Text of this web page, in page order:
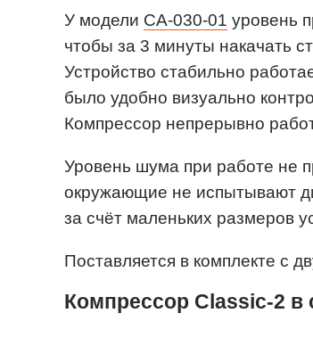
У модели CA-030-01 уровень
чтобы за 3 минуты накачать
Устройство стабильно
было удобно визуально
Компрессор непрерывно
Уровень шума при работе не
окружающие не испытывают
за счёт маленьких размеров
Поставляется в комплекте с
Компрессор Classic-2 в